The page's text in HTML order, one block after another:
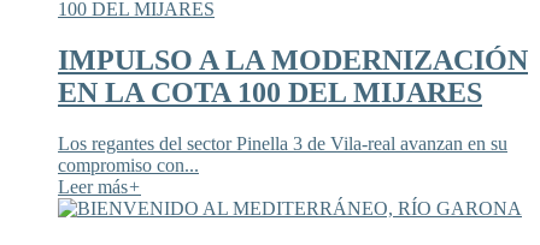
IMPULSO A LA MODERNIZACIÓN
EN LA COTA 100 DEL MIJARES
Los regantes del sector Pinella 3 de Vila-real avanzan en su
compromiso con...
Leer más+